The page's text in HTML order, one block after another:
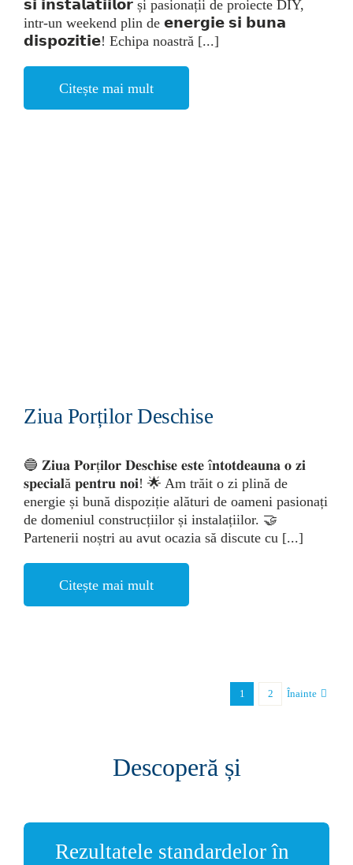
𝘀𝗶 𝗶𝗻𝘀𝘁𝗮𝗹𝗮𝘁𝗶𝗶𝗹𝗼𝗿 și pasionații de proiecte DIY,
intr-un weekend plin de 𝗲𝗻𝗲𝗿𝗴𝗶𝗲 𝘀𝗶 𝗯𝘂𝗻𝗮
𝗱𝗶𝘀𝗽𝗼𝘇𝗶𝘁𝗶𝗲! Echipa noastră [...]
Citește mai mult
Ziua Porților Deschise
🔵 𝐙𝐢𝐮𝐚 𝐏𝐨𝐫ț𝐢𝐥𝐨𝐫 𝐃𝐞𝐬𝐜𝐡𝐢𝐬𝐞 𝐞𝐬𝐭𝐞 î𝐧𝐭𝐨𝐭𝐝𝐞𝐚𝐮𝐧𝐚 𝐨 𝐳𝐢
𝐬𝐩𝐞𝐜𝐢𝐚𝐥ă 𝐩𝐞𝐧𝐭𝐫𝐮 𝐧𝐨𝐢! 🌟 Am trăit o zi plină de
energie și bună dispoziție alături de oameni pasionați
de domeniul construcțiilor și instalațiilor. 🤝
Partenerii noștri au avut ocazia să discute cu [...]
Citește mai mult
1 2 Înainte
Descoperă și
Rezultatele standardelor în